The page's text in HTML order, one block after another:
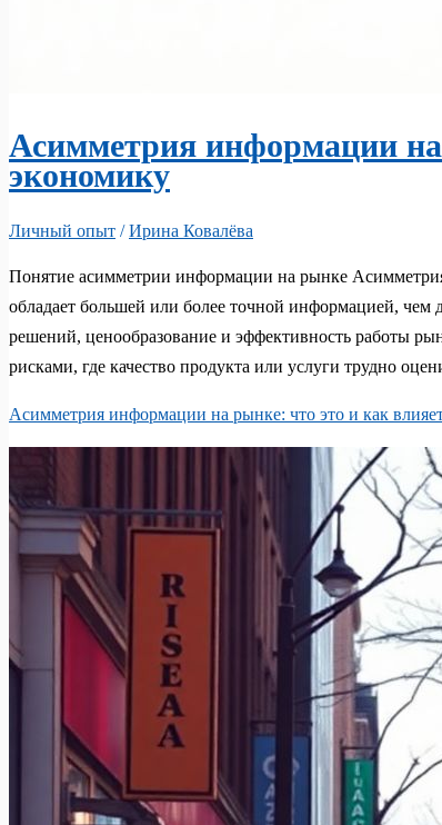
Асимметрия информации
экономику
Личный опыт /Ирина Ковалёва
Понятие асимметрии информации на рынке
обладает большей или более точной информацией, чем
решений, ценообразование и эффективность работы
рисками, где качество продукта или услуги трудно
Асимметрия информации на рынке: что это и как